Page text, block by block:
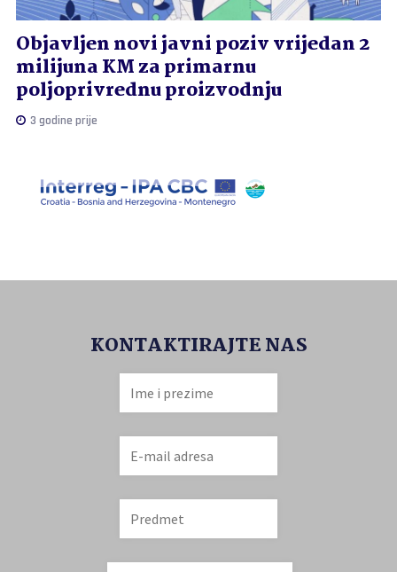
Objavljen novi javni poziv vrijedan 2
milijuna KM za primarnu
poljoprivrednu proizvodnju
3 godine prije
KONTAKTIRAJTE NAS